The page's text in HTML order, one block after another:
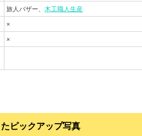
旅人バザー、 木工職人生産
×
×
ピックアップ写真